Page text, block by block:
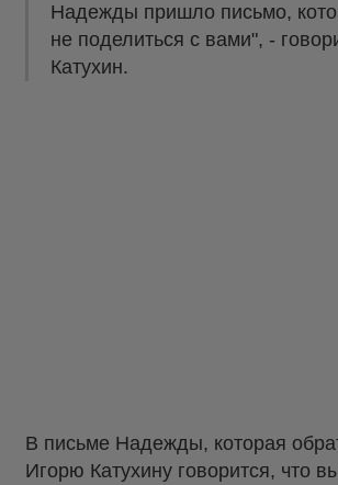
Надежды пришло письмо,
не поделиться с вами", -
Катухин.
В письме Надежды, которая
Игорю Катухину говорится, что